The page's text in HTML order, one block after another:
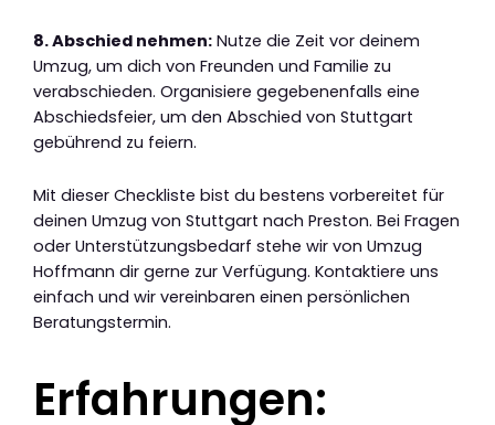
8. Abschied nehmen: Nutze die Zeit vor deinem
Umzug, um dich von Freunden und Familie zu
verabschieden. Organisiere gegebenenfalls eine
Abschiedsfeier, um den Abschied von Stuttgart
gebührend zu feiern.
Mit dieser Checkliste bist du bestens vorbereitet für
deinen Umzug von Stuttgart nach Preston. Bei Fragen
oder Unterstützungsbedarf stehe wir von Umzug
Hoffmann dir gerne zur Verfügung. Kontaktiere uns
einfach und wir vereinbaren einen persönlichen
Beratungstermin.
Erfahrungen: